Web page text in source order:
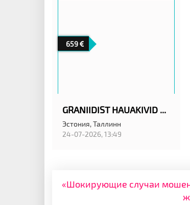
659
GRANIIDIST HAUAKIVID TALLINNAS ANUBIS EESTI OÜ
Эстония,Таллинн
24-07-2026, 13:49
«Шокирующие случаи